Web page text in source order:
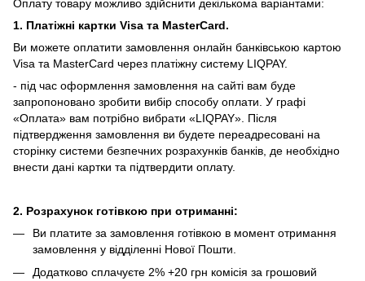
Оплату товару можливо здійснити декількома варіантами:
1. Платіжні картки Visa та MasterCard.
Ви можете оплатити замовлення онлайн банківською картою
Visa та MasterCard через платіжну систему LIQPAY.
- під час оформлення замовлення на сайті вам буде
запропоновано зробити вибір способу оплати. У графі
«Оплата» вам потрібно вибрати «LIQPAY». Після
підтвердження замовлення ви будете переадресовані на
сторінку системи безпечних розрахунків банків, де необхідно
внести дані картки та підтвердити оплату.
2. Розрахунок готівкою при отриманні:
Ви платите за замовлення готівкою в момент отримання
замовлення у відділенні Нової Пошти.
Додатково сплачуєте 2% +20 грн комісія за грошовий